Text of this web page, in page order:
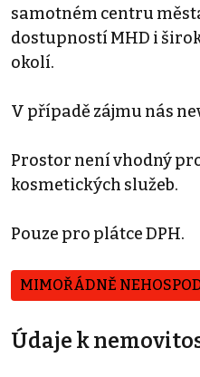
samotném centru
dostupností MHD i
okolí.
V případě zájmu nás
Prostor není vhodný
kosmetických služeb.
Pouze pro plátce DPH.
MIMOŘÁDNĚ
Údaje k